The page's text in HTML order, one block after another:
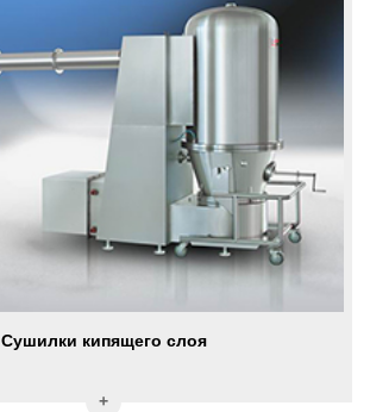
Сушилки кипящего слоя